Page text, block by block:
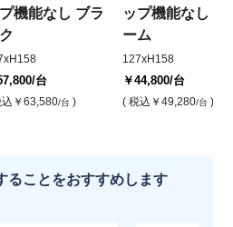
機能なし ブラ
/台
￥63,580/台 )
ップ機能なし ク
ーム
127xH158
￥44,800/台
( 税込 ￥49,280/台 )
ることをおすすめします